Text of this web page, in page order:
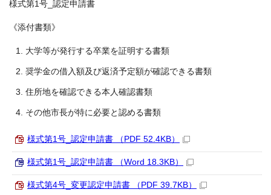
様式第1号_認定申請書
《添付書類》
大学等が発行する卒業を証明する書類
奨学金の借入額及び返済予定額が確認できる書類
住所地を確認できる本人確認書類
その他市長が特に必要と認める書類
様式第1号_認定申請書 （PDF 52.4KB）
様式第1号_認定申請書 （Word 18.3KB）
様式第4号_変更認定申請書 （PDF 39.7KB）